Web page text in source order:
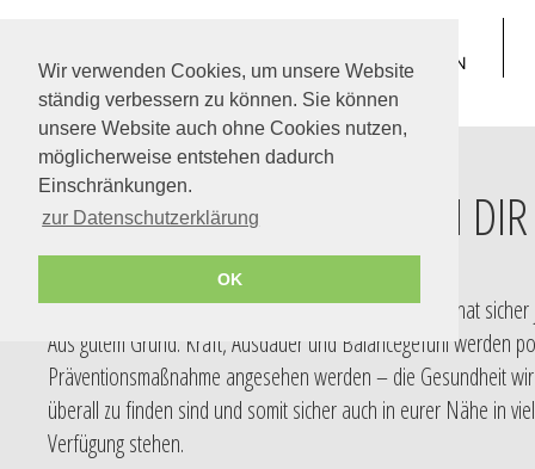
Wir verwenden Cookies, um unsere Website
ständig verbessern zu können. Sie können
unsere Website auch ohne Cookies nutzen,
möglicherweise entstehen dadurch
Einschränkungen.
zur Datenschutzerklärung
OK
TREPPE SUCHEN
draussen oder drinnen
WIR LEGEN
"Nehmen Sie doch öfter mal die Treppe!" Diesen Satz hat
Aus gutem Grund: Kraft, Ausdauer und Balancegefühl werden
Präventionsmaßnahme angesehen werden – die Gesundheit
überall zu finden sind und somit sicher auch in eurer Nähe in
Verfügung stehen.